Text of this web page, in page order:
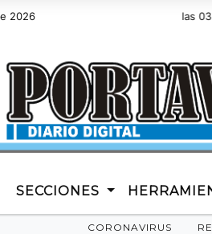
2026
7 de Agosto de 2026 y son las 03:48
SECCIONES
CORONAVIRUS